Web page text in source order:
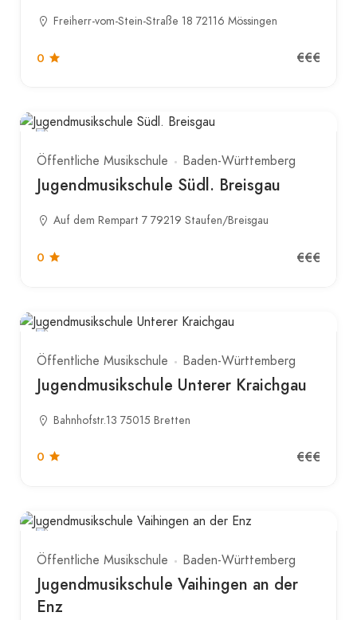
Freiherr-vom-Stein-Straße 18 72116 Mössingen
0 €€€
Öffentliche Musikschule Baden-Württemberg
Jugendmusikschule Südl. Breisgau
Auf dem Rempart 7 79219 Staufen/Breisgau
0 €€€
Öffentliche Musikschule Baden-Württemberg
Jugendmusikschule Unterer Kraichgau
Bahnhofstr.13 75015 Bretten
0 €€€
Öffentliche Musikschule Baden-Württemberg
Jugendmusikschule Vaihingen an der
Enz